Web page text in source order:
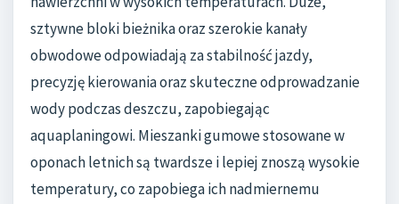
sztywne bloki bieżnika oraz szerokie kanały
obwodowe odpowiadają za stabilność jazdy,
precyzję kierowania oraz skuteczne odprowadzanie
wody podczas deszczu, zapobiegając
aquaplaningowi. Mieszanki gumowe stosowane w
oponach letnich są twardsze i lepiej znoszą wysokie
temperatury, co zapobiega ich nadmiernemu